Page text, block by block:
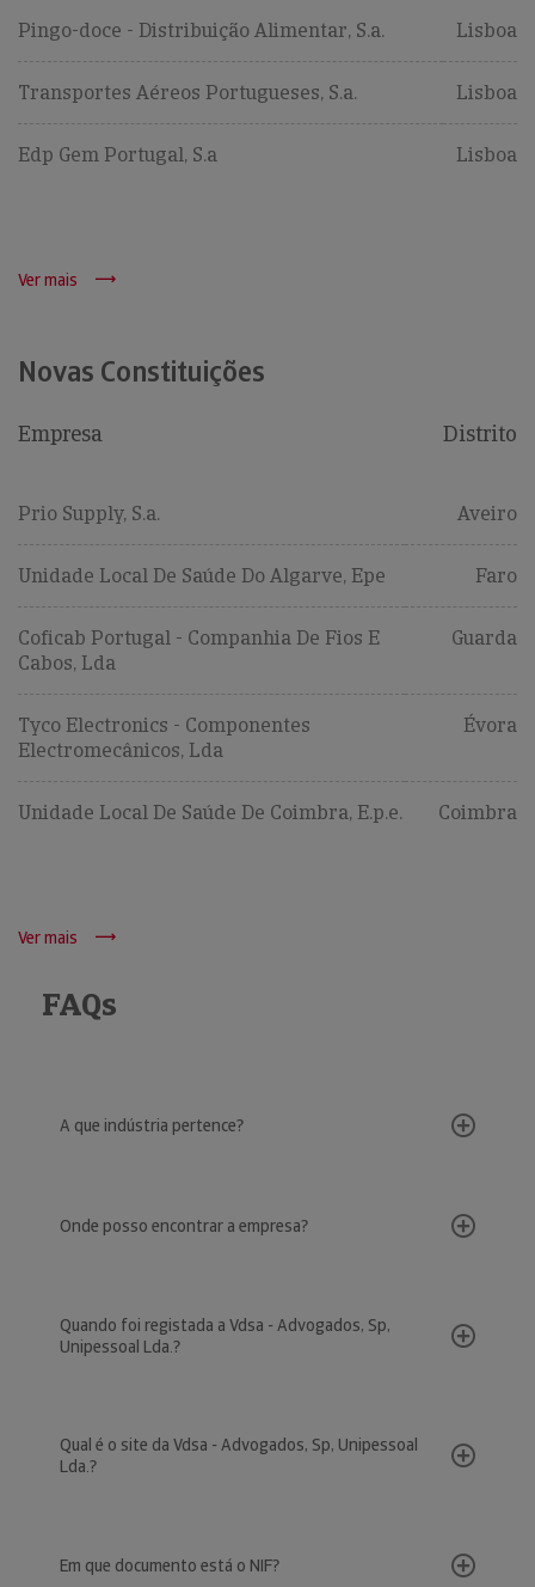
Pingo-doce - Distribuição Alimentar, S.a. Lisboa
Transportes Aéreos Portugueses, S.a. Lisboa
Edp Gem Portugal, S.a Lisboa
Ver mais
Novas Constituições
Empresa Distrito
Prio Supply, S.a. Aveiro
Unidade Local De Saúde Do Algarve, Epe Faro
Coficab Portugal - Companhia De Fios E
Cabos, Lda
Guarda
Tyco Electronics - Componentes
Electromecânicos, Lda
Évora
Unidade Local De Saúde De Coimbra, E.p.e. Coimbra
Ver mais
FAQs
A que indústria pertence?
Onde posso encontrar a empresa?
Quando foi registada a Vdsa - Advogados, Sp,
Unipessoal Lda.?
Qual é o site da Vdsa - Advogados, Sp, Unipessoal
Lda.?
Em que documento está o NIF?